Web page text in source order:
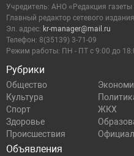
Рубрики
Общество
Культура
Спорт
ЖКХ
Здоровье
Происшествия
Объявления
Учредитель: АНО «Редакция
Главный редактор сетевого
Эл. адрес: kr-manager@mail.ru
Телефон: 8(35139) 3-71-09
Режим работы: ПН - ПТ с 9:00 до